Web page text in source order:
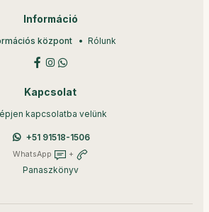
Információ
központ Rólunk
Kapcsolat
kapcsolatba velünk
+51 91518-1506
WhatsApp +
Panaszkönyv